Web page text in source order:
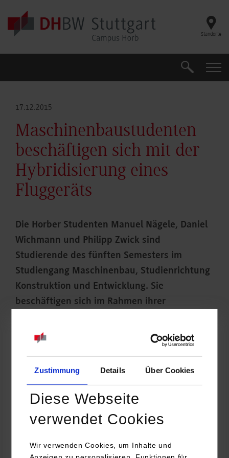
Zustimmung Details Über Cookies
Diese Webseite
verwendet Cookies
Wir verwenden Cookies, um Inhalte und
Skip to main content
Standorte
Suche
17.12.2015
Maschinenbaustudenten
beschäftigen sich mit der
Hybridisierung eines
Fluggeräts
Die Horber Studenten Manuel Nägele, Daniel
Wichmann und Philipp Zwick sind
Studierende des fünften Semesters im
Studiengang Maschinenbau, Studienrichtung
Konstruktion und Entwicklung. Sie
beschäftigen sich im Rahmen ihrer
des unbemannten Fluggeräts Quantum VTR.
Betreut wird die Arbeit von Prof. Dipl-Ing.